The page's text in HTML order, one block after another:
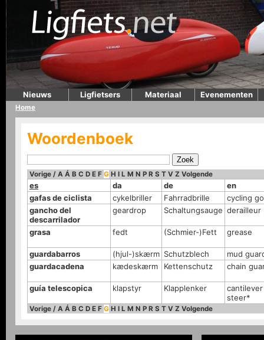
Nieuws Ligfietsers Materiaal Evenementen
Home
Woordenboek
Vorige / A Á B C D E F G H I L M N P R S T V Z Volgende
es da de
en
gafas de ciclista
cykelbriller Fahrradbrille
cycling
gancho del
descarrilador
geardrop Schaltungsauge derailleur
grasa fedt (Schmier-)Fett grease
guardabarros (hjul-)skærm Schutzblech
mud
guardacadena
kædeskærm Kettenschutz chain
guía telescopica klapstyr Klapplenker
steer*
Vorige / A Á B C D E F G H I L M N P R S T V Z Volgende